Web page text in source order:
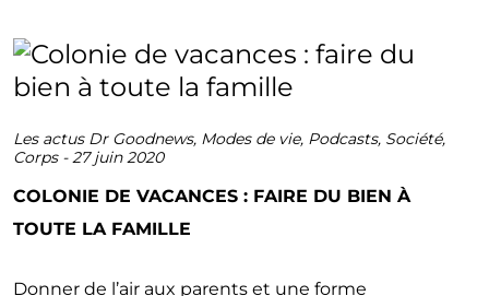
Les actus Dr Goodnews, Modes de vie, Podcasts, Société,
Corps-27 juin 2020
COLONIE DE VACANCES : FAIRE DU BIEN À
TOUTE LA FAMILLE
Donner de l’air aux parents et une forme